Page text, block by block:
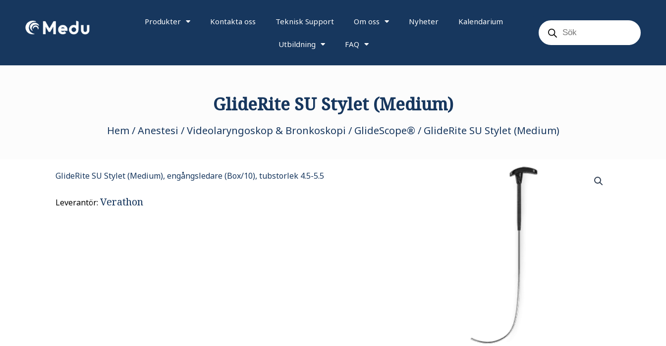
innehåll
Produkter Kontakta oss Teknisk Support Om oss Nyheter Kalendarium
Utbildning FAQ
Products
search
GlideRite SU Stylet (Medium)
Hem /Anestesi /Videolaryngoskop & Bronkoskopi / GlideScope® / GlideRite SU Stylet (Medium)
GlideRite SU Stylet (Medium), engångsledare (Box/10), tubstorlek 4.5-5.5
Leverantör: Verathon